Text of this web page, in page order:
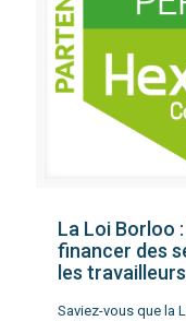
La Loi Borloo
financer des
les
Saviez-vous que la